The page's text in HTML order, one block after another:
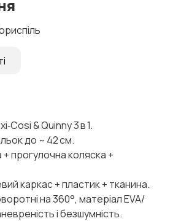
& Quinny 3 в 1.
до ~ 42 см.
прогулочна коляска +
каркас + пластик + тканина.
на 360°, матеріал EVA/
і безшумність.